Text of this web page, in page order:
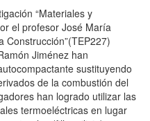
“Materiales y
el profesor José María
Construcción”(TEP227)
Jiménez han
sustituyendo
de la combustión del
han logrado utilizar las
termoeléctricas en lugar